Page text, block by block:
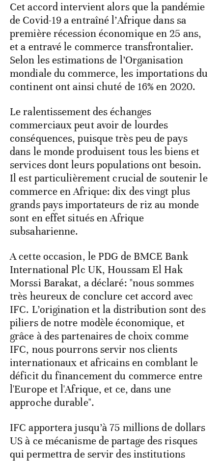
Cet accord intervient alors que la pandémie
de Covid-19 a entraîné l’Afrique dans sa
première récession économique en 25 ans,
et a entravé le commerce transfrontalier.
Selon les estimations de l’Organisation
mondiale du commerce, les importations du
continent ont ainsi chuté de 16% en 2020.
Le ralentissement des échanges
commerciaux peut avoir de lourdes
conséquences, puisque très peu de pays
dans le monde produisent tous les biens et
services dont leurs populations ont besoin.
Il est particulièrement crucial de soutenir le
commerce en Afrique: dix des vingt plus
grands pays importateurs de riz au monde
sont en effet situés en Afrique
subsaharienne.
A cette occasion, le PDG de BMCE Bank
International Plc UK, Houssam El Hak
Morssi Barakat, a déclaré: "nous sommes
très heureux de conclure cet accord avec
IFC. L’origination et la distribution sont des
piliers de notre modèle économique, et
grâce à des partenaires de choix comme
IFC, nous pourrons servir nos clients
internationaux et africains en comblant le
déficit du financement du commerce entre
l'Europe et l'Afrique, et ce, dans une
approche durable".
IFC apportera jusqu’à 75 millions de dollars
US à ce mécanisme de partage des risques
qui permettra de servir des institutions